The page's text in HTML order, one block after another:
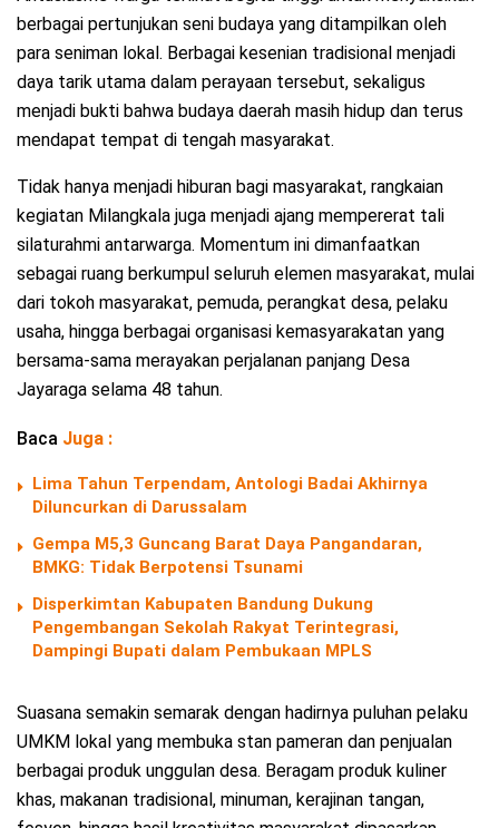
berbagai pertunjukan seni budaya yang ditampilkan oleh
para seniman lokal. Berbagai kesenian tradisional menjadi
daya tarik utama dalam perayaan tersebut, sekaligus
menjadi bukti bahwa budaya daerah masih hidup dan terus
mendapat tempat di tengah masyarakat.
Tidak hanya menjadi hiburan bagi masyarakat, rangkaian
kegiatan Milangkala juga menjadi ajang mempererat tali
silaturahmi antarwarga. Momentum ini dimanfaatkan
sebagai ruang berkumpul seluruh elemen masyarakat, mulai
dari tokoh masyarakat, pemuda, perangkat desa, pelaku
usaha, hingga berbagai organisasi kemasyarakatan yang
bersama-sama merayakan perjalanan panjang Desa
Jayaraga selama 48 tahun.
Baca Juga :
Lima Tahun Terpendam, Antologi Badai Akhirnya
Diluncurkan di Darussalam
Gempa M5,3 Guncang Barat Daya Pangandaran,
BMKG: Tidak Berpotensi Tsunami
Disperkimtan Kabupaten Bandung Dukung
Pengembangan Sekolah Rakyat Terintegrasi,
Dampingi Bupati dalam Pembukaan MPLS
Suasana semakin semarak dengan hadirnya puluhan pelaku
UMKM lokal yang membuka stan pameran dan penjualan
berbagai produk unggulan desa. Beragam produk kuliner
khas, makanan tradisional, minuman, kerajinan tangan,